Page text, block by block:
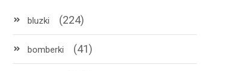
bluzki (224)
bomberki (41)